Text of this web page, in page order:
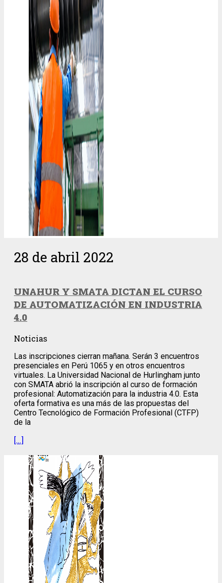
28 de abril 2022
UNAHUR Y SMATA DICTAN EL CURSO
DE AUTOMATIZACIÓN EN INDUSTRIA
4.0
Noticias
Las inscripciones cierran mañana. Serán 3 encuentros
presenciales en Perú 1065 y en otros encuentros
virtuales. La Universidad Nacional de Hurlingham junto
con SMATA abrió la inscripción al curso de formación
profesional: Automatización para la industria 4.0. Esta
oferta formativa es una más de las propuestas del
Centro Tecnológico de Formación Profesional (CTFP)
de la
[…]